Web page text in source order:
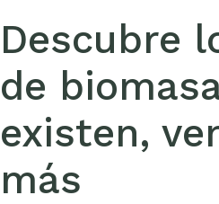
Descubre
de
existen,
más